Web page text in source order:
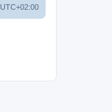
UTC+02:00